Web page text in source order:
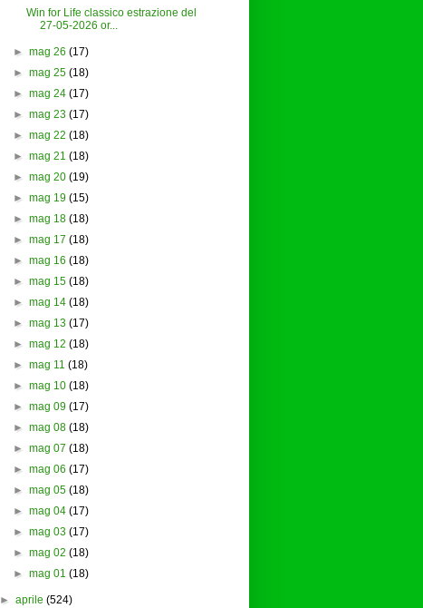
Win for Life classico estrazione del
27-05-2026 or...
► mag 26 (17)
► mag 25 (18)
► mag 24 (17)
► mag 23 (17)
► mag 22 (18)
► mag 21 (18)
► mag 20 (19)
► mag 19 (15)
► mag 18 (18)
► mag 17 (18)
► mag 16 (18)
► mag 15 (18)
► mag 14 (18)
► mag 13 (17)
► mag 12 (18)
► mag 11 (18)
► mag 10 (18)
► mag 09 (17)
► mag 08 (18)
► mag 07 (18)
► mag 06 (17)
► mag 05 (18)
► mag 04 (17)
► mag 03 (17)
► mag 02 (18)
► mag 01 (18)
►aprile (524)